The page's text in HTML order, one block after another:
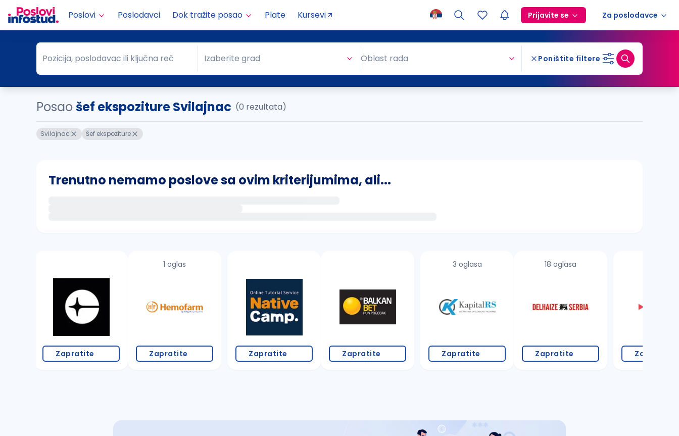
Poslovi Poslodavci Dok tražite posao Plate Kursevi Prijavite se Za poslodavce
Pozicija, poslodavac ili ključna reč
Pozicija, poslodavac ili ključna reč Grad
Izaberite grad Oblast rada Poništite filtere
Posao šef ekspoziture Svilajnac (0 rezultata)
Svilajnac Šef ekspoziture
Trenutno nemamo poslove sa ovim kriterijumima, ali...
proverite pravopisne greške (koristite č, ć, š, đ, ž, dž)
povećajte radijus za odabrani grad
Zapratite
1 oglas
Zapratite Zapratite Zapratite
3 oglasa
Zapratite
18 oglasa
Zapratite Zapratite